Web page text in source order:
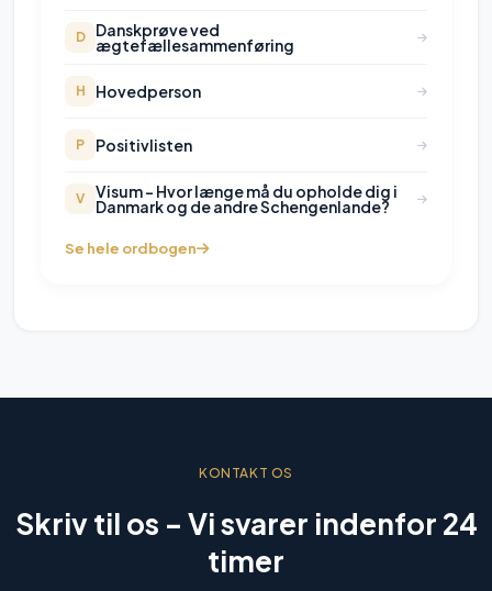
D Danskprøve ved
ægtefællesammenføring
H Hovedperson
P Positivlisten
V Visum - Hvor længe må du opholde dig i
Danmark og de andre Schengenlande?
Se hele ordbogen
KONTAKT OS
Skriv til os – Vi svarer indenfor 24
timer